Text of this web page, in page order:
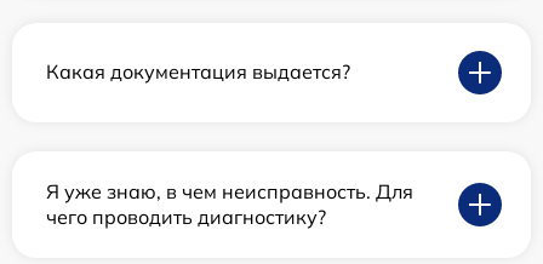
Какая документация выдается?
Я уже знаю, в чем неисправность. Для
чего проводить диагностику?